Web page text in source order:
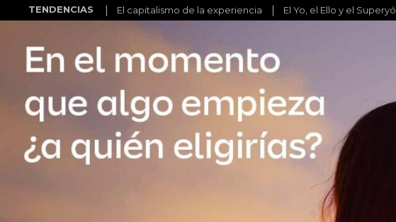
TENDENCIAS El capitalismo de la experiencia El Yo, el Ello y el Superyó